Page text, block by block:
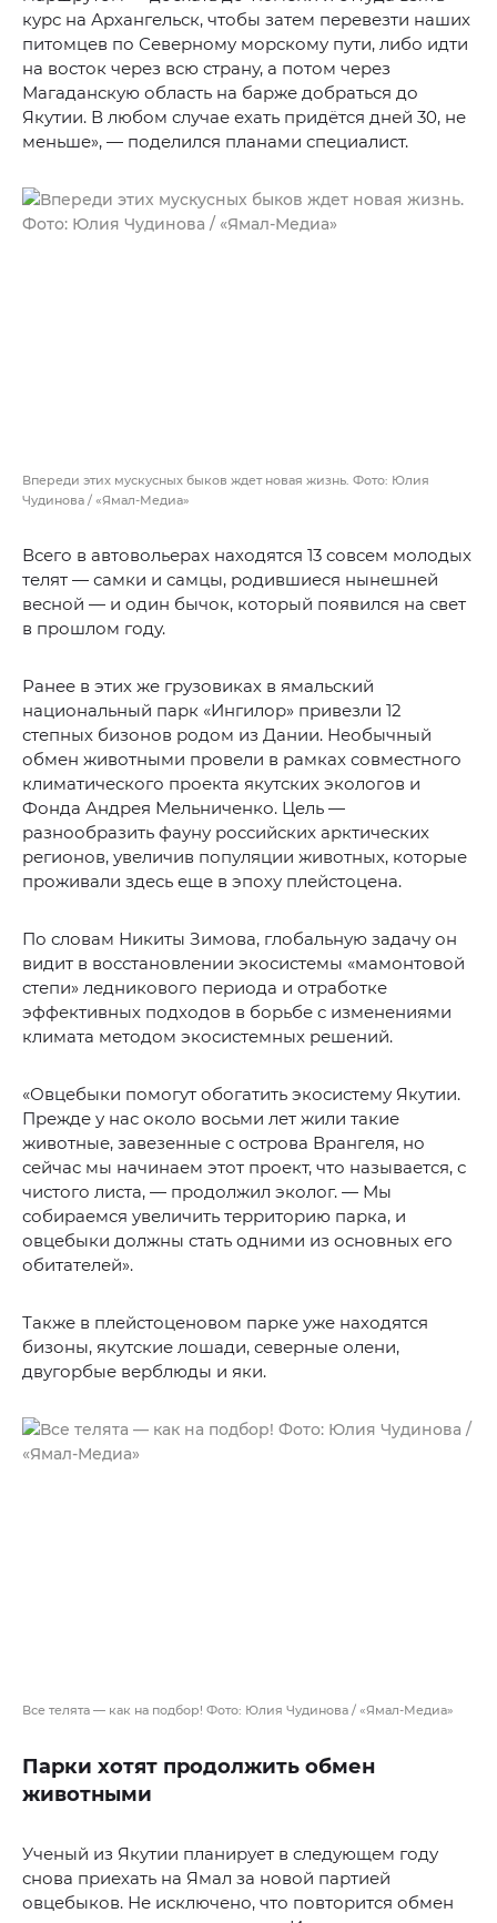
курс на Архангельск, чтобы затем перевезти наших
питомцев по Северному морскому пути, либо идти
на восток через всю страну, а потом через
Магаданскую область на барже добраться до
Якутии. В любом случае ехать придётся дней 30, не
меньше», — поделился планами специалист.
Впереди этих мускусных быков ждет новая жизнь. Фото: Юлия
Чудинова / «Ямал-Медиа»
Всего в автовольерах находятся 13 совсем молодых
телят — самки и самцы, родившиеся нынешней
весной — и один бычок, который появился на свет
в прошлом году.
Ранее в этих же грузовиках в ямальский
национальный парк «Ингилор» привезли 12
степных бизонов родом из Дании. Необычный
обмен животными провели в рамках совместного
климатического проекта якутских экологов и
Фонда Андрея Мельниченко. Цель —
разнообразить фауну российских арктических
регионов, увеличив популяции животных, которые
проживали здесь еще в эпоху плейстоцена.
По словам Никиты Зимова, глобальную задачу он
видит в восстановлении экосистемы «мамонтовой
степи» ледникового периода и отработке
эффективных подходов в борьбе с изменениями
климата методом экосистемных решений.
«Овцебыки помогут обогатить экосистему Якутии.
Прежде у нас около восьми лет жили такие
животные, завезенные с острова Врангеля, но
сейчас мы начинаем этот проект, что называется, с
чистого листа, — продолжил эколог. — Мы
собираемся увеличить территорию парка, и
овцебыки должны стать одними из основных его
обитателей».
Также в плейстоценовом парке уже находятся
бизоны, якутские лошади, северные олени,
двугорбые верблюды и яки.
Все телята — как на подбор! Фото: Юлия Чудинова / «Ямал-Медиа»
Парки хотят продолжить обмен
животными
Ученый из Якутии планирует в следующем году
снова приехать на Ямал за новой партией
овцебыков. Не исключено, что повторится обмен